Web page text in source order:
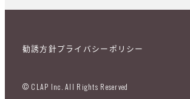
© CLAP Inc. All Rights Reserved
勧誘方針プライバシーポリシー